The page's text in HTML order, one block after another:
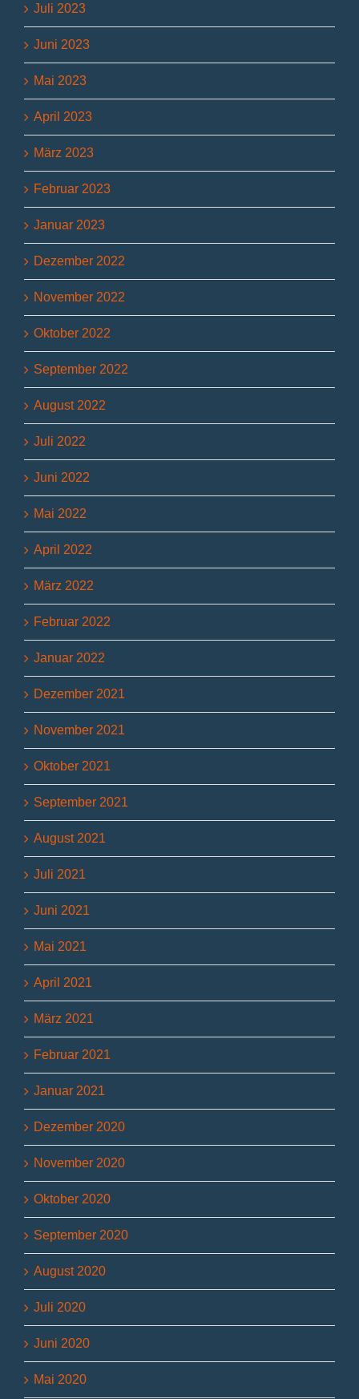
Juli 2023
Juni 2023
Mai 2023
April 2023
März 2023
Februar 2023
Januar 2023
Dezember 2022
November 2022
Oktober 2022
September 2022
August 2022
Juli 2022
Juni 2022
Mai 2022
April 2022
März 2022
Februar 2022
Januar 2022
Dezember 2021
November 2021
Oktober 2021
September 2021
August 2021
Juli 2021
Juni 2021
Mai 2021
April 2021
März 2021
Februar 2021
Januar 2021
Dezember 2020
November 2020
Oktober 2020
September 2020
August 2020
Juli 2020
Juni 2020
Mai 2020